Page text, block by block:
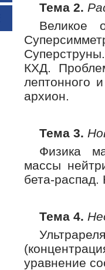
Тема 2.
Великое
КХД.
лептонного
архион.
Тема 3.
Физика
массы
бета-
Тема 4.
уравнение